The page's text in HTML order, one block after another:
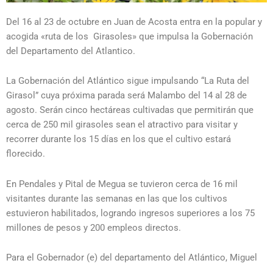
Del 16 al 23 de octubre en Juan de Acosta entra en la popular y
acogida «ruta de los Girasoles» que impulsa la Gobernación
del Departamento del Atlantico.
La Gobernación del Atlántico sigue impulsando “La Ruta del
Girasol” cuya próxima parada será Malambo del 14 al 28 de
agosto. Serán cinco hectáreas cultivadas que permitirán que
cerca de 250 mil girasoles sean el atractivo para visitar y
recorrer durante los 15 días en los que el cultivo estará
florecido.
En Pendales y Pital de Megua se tuvieron cerca de 16 mil
visitantes durante las semanas en las que los cultivos
estuvieron habilitados, logrando ingresos superiores a los 75
millones de pesos y 200 empleos directos.
Para el Gobernador (e) del departamento del Atlántico, Miguel